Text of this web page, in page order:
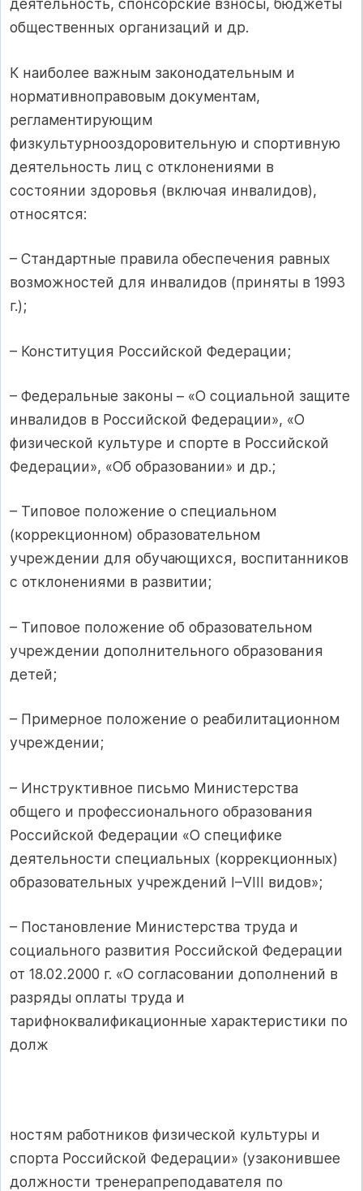
деятельность, спонсорские взносы, бюджеты
общественных организаций и др.
К наиболее важным законодательным и
нормативноправовым документам,
регламентирующим
физкультурнооздоровительную и спортивную
деятельность лиц с отклонениями в
состоянии здоровья (включая инвалидов),
относятся:
– Стандартные правила обеспечения равных
возможностей для инвалидов (приняты в 1993
г.);
– Конституция Российской Федерации;
– Федеральные законы – «О социальной защите
инвалидов в Российской Федерации», «О
физической культуре и спорте в Российской
Федерации», «Об образовании» и др.;
– Типовое положение о специальном
(коррекционном) образовательном
учреждении для обучающихся, воспитанников
с отклонениями в развитии;
– Типовое положение об образовательном
учреждении дополнительного образования
детей;
– Примерное положение о реабилитационном
учреждении;
– Инструктивное письмо Министерства
общего и профессионального образования
Российской Федерации «О специфике
деятельности специальных (коррекционных)
образовательных учреждений I–VIII видов»;
– Постановление Министерства труда и
социального развития Российской Федерации
от 18.02.2000 г. «О согласовании дополнений в
разряды оплаты труда и
тарифноквалификационные характеристики по
долж
ностям работников физической культуры и
спорта Российской Федерации» (узаконившее
должности тренерапреподавателя по